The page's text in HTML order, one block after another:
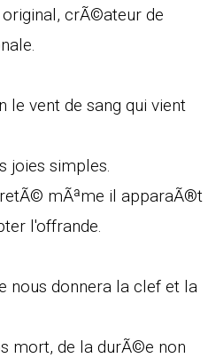
crÃ©ateur de
le vent de sang qui vient
joies simples.
mÃªme il apparaÃ®t
l'offrande.
nous donnera la clef et la
mort, de la durÃ©e non